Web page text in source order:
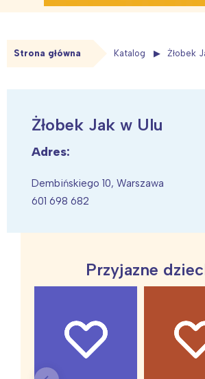
Strona główna Katalog Żłobek
Żłobek Jak w Ulu
Adres:
Dembińskiego 10, Warszawa
601 698 682
Przyjazne